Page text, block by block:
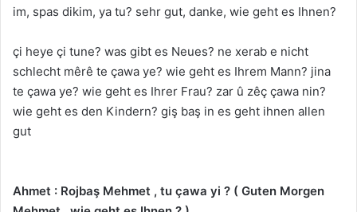
im, spas dikim, ya tu? sehr gut, danke, wie geht es Ihnen?
çi heye çi tune? was gibt es Neues? ne xerab e nicht
schlecht mêrê te çawa ye? wie geht es Ihrem Mann? jina
te çawa ye? wie geht es Ihrer Frau? zar û zêç çawa nin?
wie geht es den Kindern? giş baş in es geht ihnen allen
gut
Ahmet : Rojbaş Mehmet , tu çawa yi ? ( Guten Morgen